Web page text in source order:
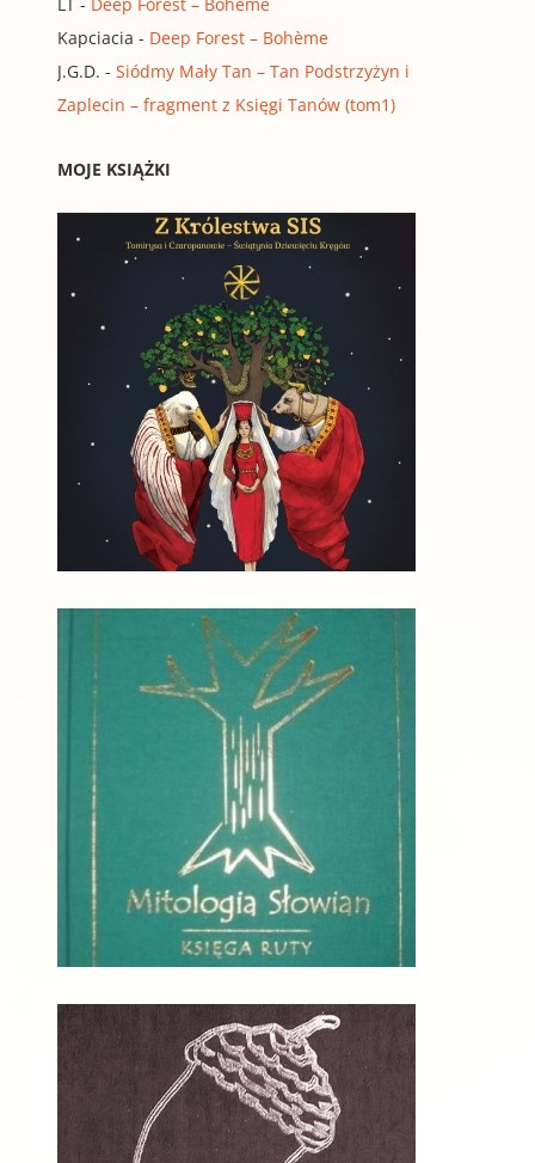
LT - Deep Forest – Bohème
Kapciacia - Deep Forest – Bohème
J.G.D. - Siódmy Mały Tan – Tan Podstrzyżyn i
Zaplecin – fragment z Księgi Tanów (tom1)
MOJE KSIĄŻKI